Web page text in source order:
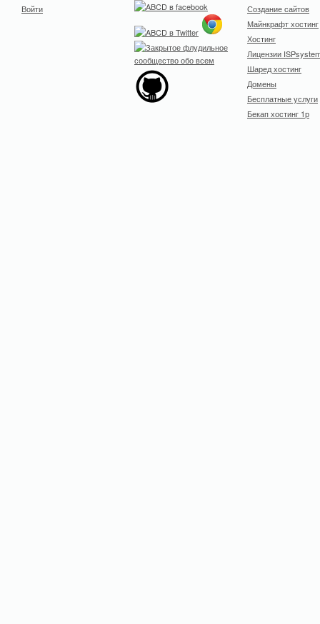
Войти
Создание сайтов
Майнкрафт хостинг
Хостинг
Лицензии
Шаред хостинг
Домены
Бесплатные услуги
Бекап хостинг 1р